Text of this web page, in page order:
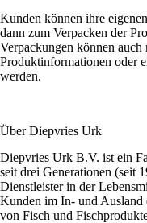
Kunden können ihre
dann zum Verpacken der
Verpackungen können auch
Produktinformationen oder
werden.
Über Diepvries Urk
Diepvries Urk B.V. ist ein
seit drei Generationen (seit
Dienstleister in der
Kunden im In- und Ausland
von Fisch und